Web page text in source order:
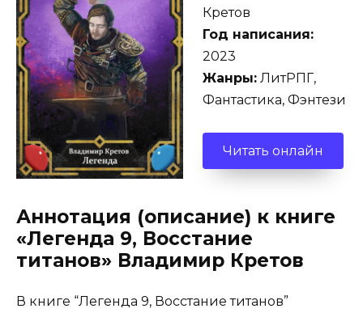
Кретов
Год написания:
2023
Жанры: ЛитРПГ,
Фантастика, Фэнтези
Читать онлайн
Аннотация (описание) к книге
«Легенда 9, Восстание
титанов» Владимир Кретов
В книге “Легенда 9, Восстание титанов”